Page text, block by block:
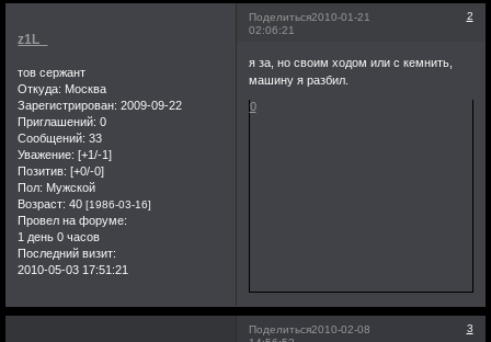
Поделиться 2
2010-01-21
02:06:21
z1L_
тов сержант
Откуда: Москва
Зарегистрирован: 2009-09-22
Приглашений: 0
Сообщений: 33
Уважение: [+1/-1]
Позитив: [+0/-0]
Пол: Мужской
Возраст: 40[1986-03-16]
Провел на форуме:
1 день 0 часов
Последний визит:
2010-05-03 17:51:21
я за, но своим ходом или с кемнить,
машину я разбил.
0
Поделиться 3
2010-02-08